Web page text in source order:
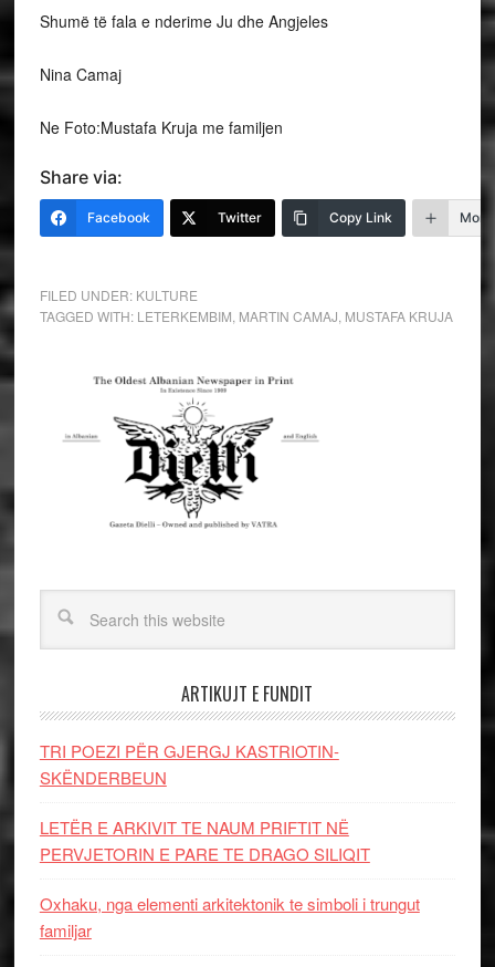
Shumë të fala e nderime Ju dhe Angjeles
Nina Camaj
Ne Foto:Mustafa Kruja me familjen
Share via:
Facebook Twitter Copy Link More
FILED UNDER: KULTURE
TAGGED WITH: LETERKEMBIM MARTIN CAMAJ MUSTAFA KRUJA
ARTIKUJT E FUNDIT
TRI POEZI PËR GJERGJ KASTRIOTIN-
SKËNDERBEUN
LETËR E ARKIVIT TE NAUM PRIFTIT NË
PERVJETORIN E PARE TE DRAGO SILIQIT
Oxhaku, nga elementi arkitektonik te simboli i trungut
familjar